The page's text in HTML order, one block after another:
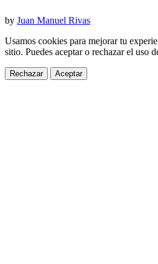
by Juan Manuel Rivas
Usamos cookies para mejorar tu
sitio. Puedes aceptar o rechazar el uso
Rechazar Aceptar